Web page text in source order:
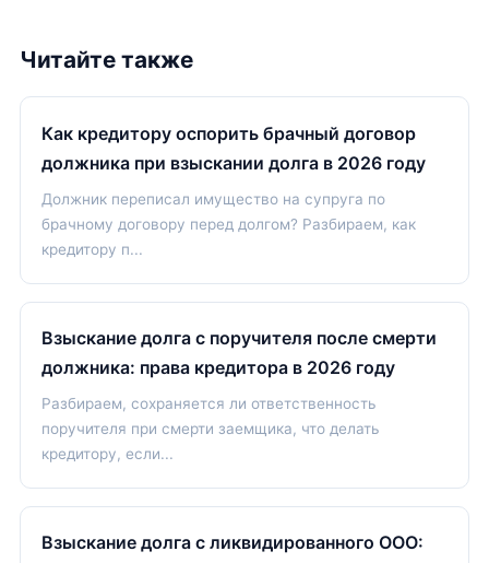
Читайте также
Как кредитору оспорить брачный договор
должника при взыскании долга в 2026 году
Должник переписал имущество на супруга по
брачному договору перед долгом? Разбираем, как
кредитору п...
Взыскание долга с поручителя после смерти
должника: права кредитора в 2026 году
Разбираем, сохраняется ли ответственность
поручителя при смерти заемщика, что делать
кредитору, если...
Взыскание долга с ликвидированного ООО: